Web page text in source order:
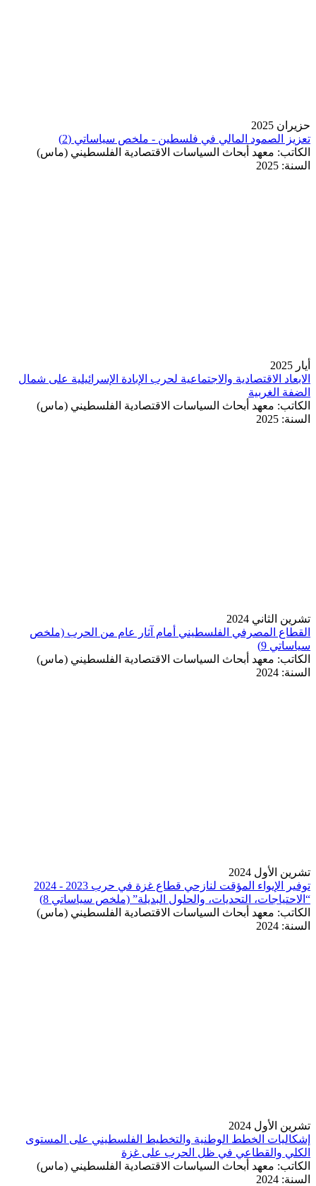
حزيران 2025
تعزيز الصمود المالي في فلسطين - ملخص سياساتي (2)
الكاتب: معهد أبحاث السياسات الاقتصادية الفلسطيني (ماس)
السنة: 2025
أيار 2025
الابعاد الاقتصادية والاجتماعية لحرب الإبادة الإسرائيلية على شمال
الضفة الغربية
الكاتب: معهد أبحاث السياسات الاقتصادية الفلسطيني (ماس)
السنة: 2025
تشرين الثاني 2024
القطاع المصرفي الفلسطيني أمام آثار عام من الحرب (ملخص
سياساتي 9)
الكاتب: معهد أبحاث السياسات الاقتصادية الفلسطيني (ماس)
السنة: 2024
تشرين الأول 2024
توفير الإيواء المؤقت لنازحي قطاع غزة في حرب 2023 - 2024
“الاحتياجات، التحديات، والحلول البديلة” (ملخص سياساتي 8)
الكاتب: معهد أبحاث السياسات الاقتصادية الفلسطيني (ماس)
السنة: 2024
تشرين الأول 2024
إشكاليات الخطط الوطنية والتخطيط الفلسطيني على المستوى
الكلي والقطاعي في ظل الحرب على غزة
الكاتب: معهد أبحاث السياسات الاقتصادية الفلسطيني (ماس)
السنة: 2024